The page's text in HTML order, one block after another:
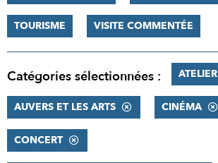
TOURISME VISITE COMMENTÉE
Catégories sélectionnées : ATELIER
AUVERS ET LES ARTS CINÉMA
CONCERT